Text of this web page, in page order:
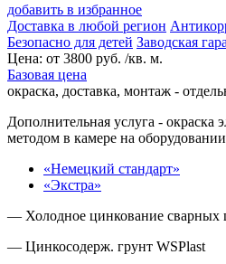
добавить в избранное
Доставка в любой регион
Безопасно для детей Заводская
Цена: от 3800 руб. /кв. м.
Базовая цена
окраска, доставка, монтаж -
Дополнительная услуга - окраска
методом в камере на
«Немецкий стандарт»
«Экстра»
— Холодное цинкование сварных
— Цинкосодерж. грунт WSPlast